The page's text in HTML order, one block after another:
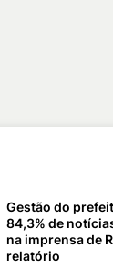
Gestão do
84,3% de
na imprensa de
relatório